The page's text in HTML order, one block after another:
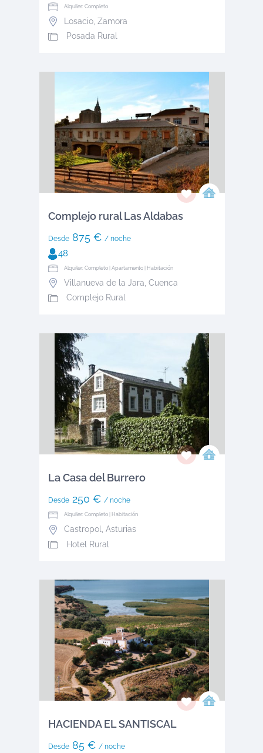
Alquiler: Completo
Losacio, Zamora
Posada Rural
Complejo rural Las Aldabas
Desde875 € / noche
48
Alquiler: Completo | Apartamento | Habitación
Villanueva de la Jara Cuenca
Complejo Rural
La Casa del Burrero
Desde250 € / noche
Alquiler: Completo | Habitación
Castropol
Asturias
Hotel Rural
HACIENDA EL SANTISCAL
Desde85 € / noche